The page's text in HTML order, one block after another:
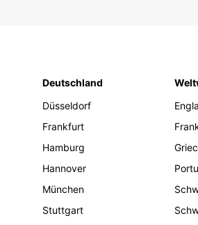
Deutschland
Düsseldorf
Frankfurt
Hamburg
Hannover
München
Stuttgart